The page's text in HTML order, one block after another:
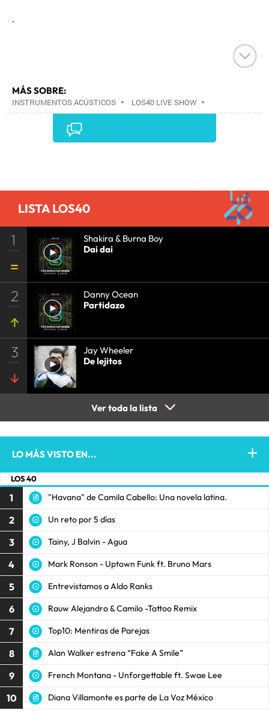
.
MÁS SOBRE:
INSTRUMENTOS ACÚSTICOS • LOS40 LIVE SHOW •
CONCIERTOS•LOS40•EVENTOS MUSICALES•
•AGENDA CULTURAL
•PRISA MEDIA•MÚSICA•GRUPO
COMUNICACIÓN•COMUNICACIÓN•
LISTA LOS40
1
Shakira & Burna Boy
Dai dai
2
Danny Ocean
Partidazo
3
Jay Wheeler
De lejitos
Ver toda la lista
LO MÁS VISTO EN...
LOS 40
1 "Havana" de Camila Cabello: Una novela latina.
2 Un reto por 5 días
3 Tainy, J Balvin - Agua
4 Mark Ronson - Uptown Funk ft. Bruno Mars
5 Entrevistamos a Aldo Ranks
6 Rauw Alejandro & Camilo -Tattoo Remix
7 Top10: Mentiras de Parejas
8 Alan Walker estrena “Fake A Smile”
9 French Montana - Unforgettable ft. Swae Lee
10 Diana Villamonte es parte de La Voz México